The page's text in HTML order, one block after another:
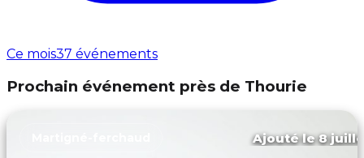
Ce mois37 événements
Prochain événement près de Thourie
Ajouté le 8